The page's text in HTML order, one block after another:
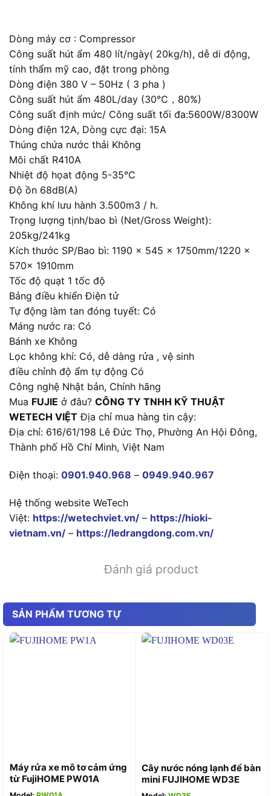
Dòng máy cơ : Compressor
Công suất hút ẩm 480 lít/ngày( 20kg/h), dễ di động,
tính thẩm mỹ cao, đặt trong phòng
Dòng điện 380 V – 50Hz ( 3 pha )
Công suất hút ẩm 480L/day (30℃，80%)
Công suất định mức/ Công suất tối đa:5600W/8300W
Dòng điện 12A, Dòng cực đại: 15A
Thúng chứa nước thải Không
Môi chất R410A
Nhiệt độ họat động 5-35℃
Độ ồn 68dB(A)
Không khí lưu hành 3.500m3 / h.
Trọng lượng tịnh/bao bì (Net/Gross Weight):
205kg/241kg
Kích thước SP/Bao bì: 1190 × 545 × 1750mm/1220 x
570x 1910mm
Tốc độ quạt 1 tốc độ
Bảng điều khiển Điện tử
Tự động làm tan đóng tuyết: Có
Máng nước ra: Có
Bánh xe Không
Lọc không khí: Có, dễ dàng rửa , vệ sinh
điều chỉnh độ ẩm tự động Có
Công nghệ Nhật bản, Chính hãng
Mua FUJIE ở đâu? CÔNG TY TNHH KỸ THUẬT
WETECH VIỆT Địa chỉ mua hàng tin cậy:
Địa chỉ: 616/61/198 Lê Đức Thọ, Phường An Hội Đông,
Thành phố Hồ Chí Minh, Việt Nam
Điện thoại: 0901.940.968 – 0949.940.967
Hệ thống website WeTech
Việt: https://wetechviet.vn/ – https://hioki-
vietnam.vn/ – https://ledrangdong.com.vn/
Đánh giá product
SẢN PHẨM TƯƠNG TỰ
Máy rửa xe mô tơ cảm ứng
từ FujiHOME PW01A
Cây nước nóng lạnh để bàn
mini FUJIHOME WD3E